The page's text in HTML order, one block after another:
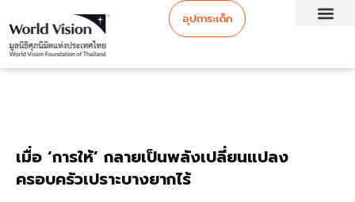
อุปการะเด็ก
เมื่อ ‘การให้’ กลายเป็นพลังเปลี่ยนแปลง
ครอบครัวเปราะบางยากไร้